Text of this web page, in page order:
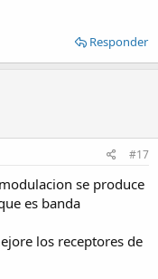
Responder
#17
se produce
es banda
los receptores de